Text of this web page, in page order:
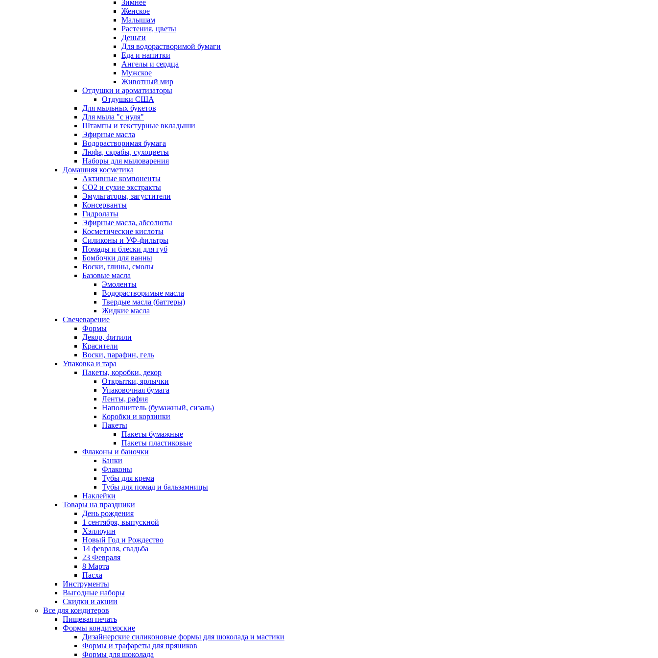
Зимнее
Женское
Малышам
Растения, цветы
Деньги
Для водорастворимой бумаги
Еда и напитки
Ангелы и сердца
Мужское
Животный мир
Отдушки и ароматизаторы
Отдушки США
Для мыльных букетов
Для мыла "с нуля"
Штампы и текстурные вкладыши
Эфирные масла
Водорастворимая бумага
Люфа, скрабы, сухоцветы
Наборы для мыловарения
Домашняя косметика
Активные компоненты
СО2 и сухие экстракты
Эмульгаторы, загустители
Консерванты
Гидролаты
Эфирные масла, абсолюты
Косметические кислоты
Силиконы и УФ-фильтры
Помады и блески для губ
Бомбочки для ванны
Воски, глины, смолы
Базовые масла
Эмоленты
Водорастворимые масла
Твердые масла (баттеры)
Жидкие масла
Свечеварение
Формы
Декор, фитили
Красители
Воски, парафин, гель
Упаковка и тара
Пакеты, коробки, декор
Открытки, ярлычки
Упаковочная бумага
Ленты, рафия
Наполнитель (бумажный, сизаль)
Коробки и корзинки
Пакеты
Пакеты бумажные
Пакеты пластиковые
Флаконы и баночки
Банки
Флаконы
Тубы для крема
Тубы для помад и бальзамницы
Наклейки
Товары на праздники
День рождения
1 сентября, выпускной
Хэллоуин
Новый Год и Рождество
14 февраля, свадьба
23 Февраля
8 Марта
Пасха
Инструменты
Выгодные наборы
Скидки и акции
Все для кондитеров
Пищевая печать
Формы кондитерские
Дизайнерские силиконовые формы для шоколада и мастики
Формы и трафареты для пряников
Формы для шоколада